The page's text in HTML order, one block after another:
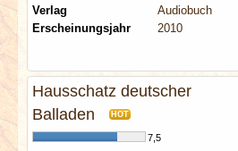
Verlag
Audiobuch
Erscheinungsjahr
2010
Hausschatz deutscher
Balladen
HOT
7,5